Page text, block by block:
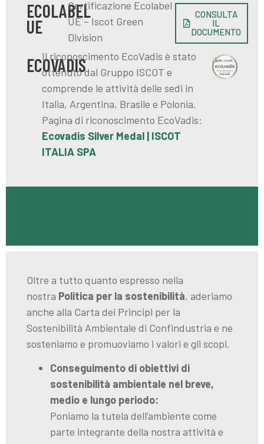
ECOLABEL
UE
Certificazione Ecolabel
UE – Iscot Green
Division
CONSULTA
IL
DOCUMENTO
ECOVADIS
Il riconoscimento EcoVadis è stato
ottenuto dal Gruppo ISCOT e
comprende le attività delle sedi in
Italia, Argentina, Brasile e Polonia.
Pagina di riconoscimento EcoVadis:
Ecovadis Silver Medal | ISCOT
ITALIA SPA
Oltre a tutto quanto espresso nella
nostra Politica per la sostenibilità, aderiamo
anche alla Carta dei Principi per la
Sostenibilità Ambientale di Confindustria e ne
sosteniamo e promuoviamo i valori e gli scopi.
Conseguimento di obiettivi di
sostenibilità ambientale nel breve,
medio e lungo periodo:
Poniamo la tutela dell’ambiente come
parte integrante della nostra attività e